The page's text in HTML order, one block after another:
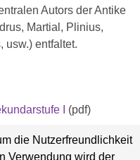
Autors der Antike
Martial, Plinius,
usw.) entfaltet.
I
(pdf)
die Nutzerfreundlichkeit
Verwendung wird der